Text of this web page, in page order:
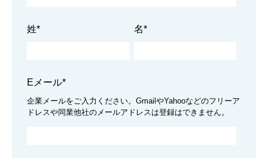
姓* 名*
Eメール*
企業メールをご入力ください。GmailやYahooなどのフリーア
ドレスや同業他社のメールアドレスは登録はできません。